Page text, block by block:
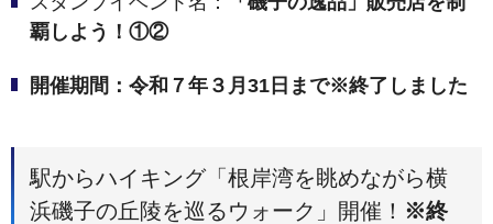
覇しよう！①②
開催期間：令和７年３月31日まで※終了しました
駅からハイキング「根岸湾を眺めながら横
浜磯子の丘陵を巡るウォーク」開催！ ※終